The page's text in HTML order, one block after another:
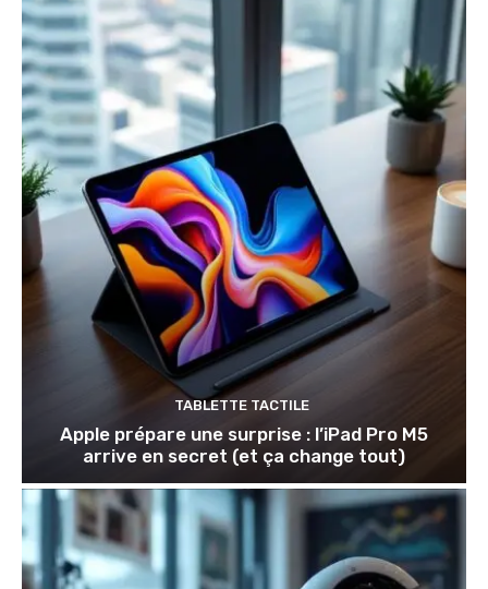
TABLETTE TACTILE
Apple prépare une surprise : l’iPad Pro M5
arrive en secret (et ça change tout)